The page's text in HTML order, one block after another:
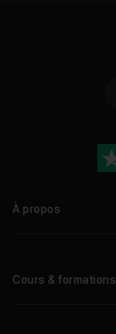
À propos
Cours & formations